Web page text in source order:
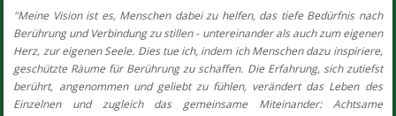
"Meine Vision ist es, Menschen dabei zu helfen, das tiefe Bedürfnis nach
Berührung und Verbindung zu stillen - untereinander als auch zum eigenen
Herz, zur eigenen Seele. Dies tue ich, indem ich Menschen dazu inspiriere,
geschützte Räume für Berührung zu schaffen. Die Erfahrung, sich zutiefst
berührt, angenommen und geliebt zu fühlen, verändert das Leben des
Einzelnen und zugleich das gemeinsame Miteinander: Achtsame